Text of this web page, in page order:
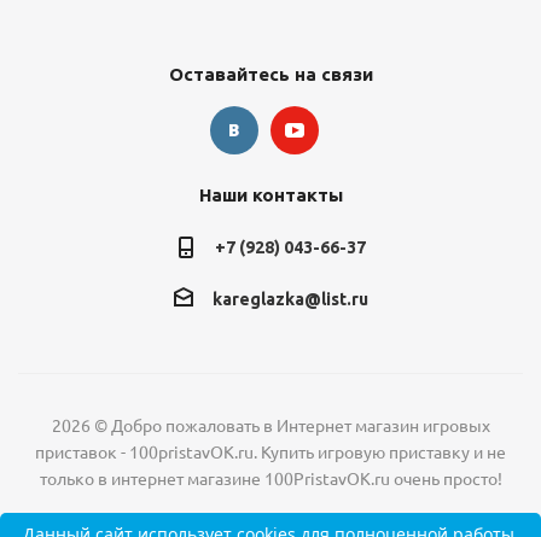
Оставайтесь на связи
Наши контакты
+7 (928) 043-66-37
kareglazka@list.ru
2026 © Добро пожаловать в Интернет магазин игровых
приставок - 100pristavOK.ru. Купить игровую приставку и не
только в интернет магазине 100PristavOK.ru очень просто!